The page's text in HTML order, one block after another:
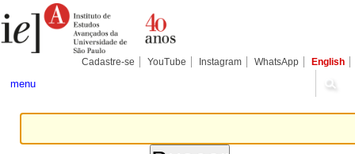
para
conteúdo.
Pessoais
Cadastre-se YouTube Instagram WhatsApp English
menu